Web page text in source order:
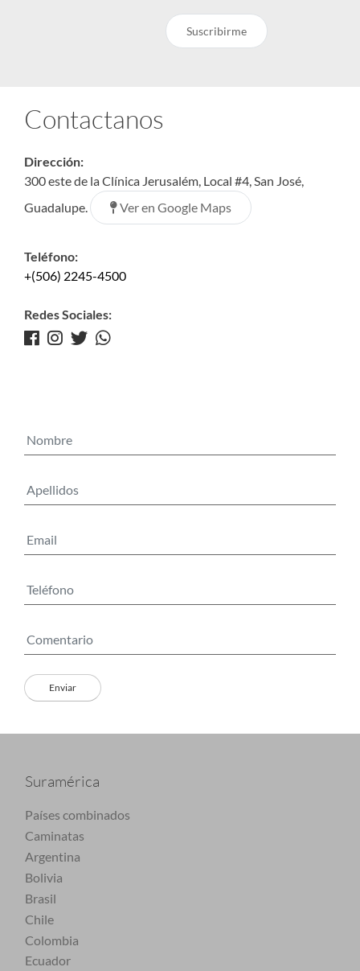
Suscribirme
Contactanos
Dirección:
300 este de la Clínica Jerusalém, Local #4, San José,
Guadalupe.
Ver en Google Maps
Teléfono:
+(506) 2245-4500
Redes Sociales:
Suramérica
Países combinados
Caminatas
Argentina
Bolivia
Brasil
Chile
Colombia
Ecuador